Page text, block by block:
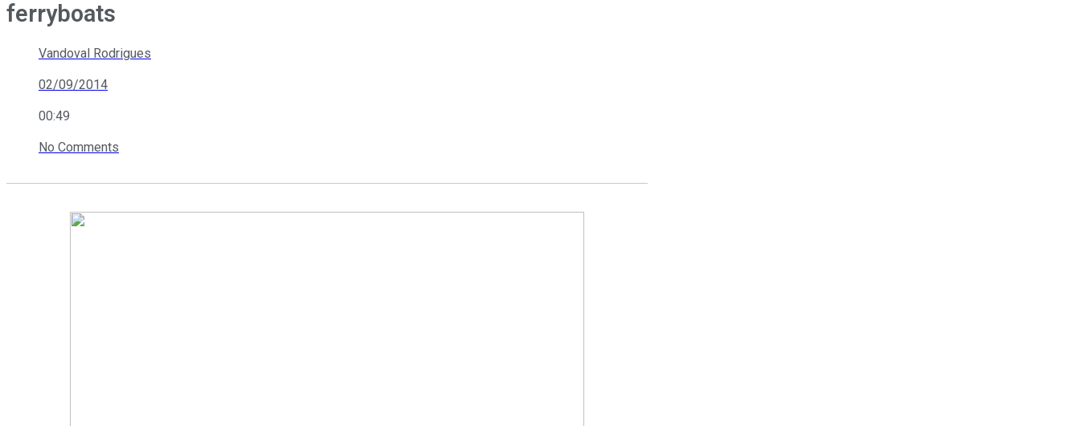
ferryboats
Vandoval Rodrigues
02/09/2014
00:49
No Comments